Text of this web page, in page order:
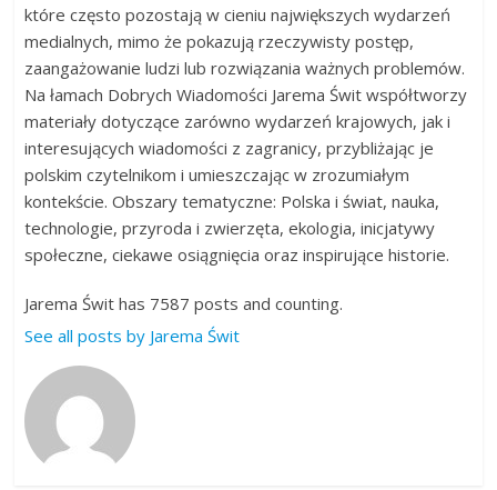
które często pozostają w cieniu największych wydarzeń
medialnych, mimo że pokazują rzeczywisty postęp,
zaangażowanie ludzi lub rozwiązania ważnych problemów.
Na łamach Dobrych Wiadomości Jarema Świt współtworzy
materiały dotyczące zarówno wydarzeń krajowych, jak i
interesujących wiadomości z zagranicy, przybliżając je
polskim czytelnikom i umieszczając w zrozumiałym
kontekście. Obszary tematyczne: Polska i świat, nauka,
technologie, przyroda i zwierzęta, ekologia, inicjatywy
społeczne, ciekawe osiągnięcia oraz inspirujące historie.
Jarema Świt has 7587 posts and counting.
See all posts by Jarema Świt